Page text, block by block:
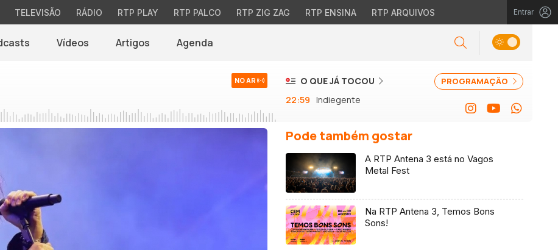
TELEVISÃO RÁDIO RTP PLAY RTP PALCO RTP ZIG ZAG RTP ENSINA RTP ARQUIVOS Entrar
Vídeos Artigos Agenda
NO AR PROGRAMAÇÃO
O QUE JÁ TOCOU
22:59 Indiegente
Pode também gostar
A RTP Antena 3 está no Vagos
Metal Fest
Na RTP Antena 3, Temos Bons
Sons!